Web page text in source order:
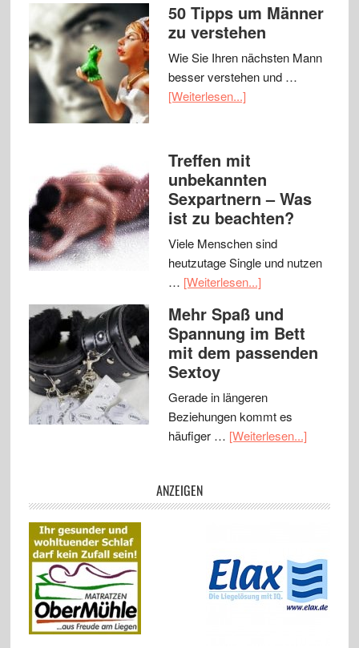
50 Tipps um Männer
zu verstehen
Wie Sie Ihren nächsten Mann
besser verstehen und …
[Weiterlesen...]
Treffen mit
unbekannten
Sexpartnern – Was
ist zu beachten?
Viele Menschen sind
heutzutage Single und nutzen
… [Weiterlesen...]
Mehr Spaß und
Spannung im Bett
mit dem passenden
Sextoy
Gerade in längeren
Beziehungen kommt es
häufiger … [Weiterlesen...]
ANZEIGEN